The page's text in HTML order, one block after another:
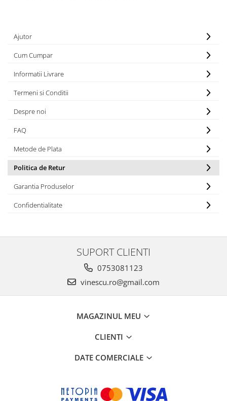
Ajutor
Cum Cumpar
Informatii Livrare
Termeni si Conditii
Despre noi
FAQ
Metode de Plata
Politica de Retur
Garantia Produselor
Confidentialitate
SUPORT CLIENTI
0753081123
vinescu.ro@gmail.com
MAGAZINUL MEU
CLIENTI
DATE COMERCIALE